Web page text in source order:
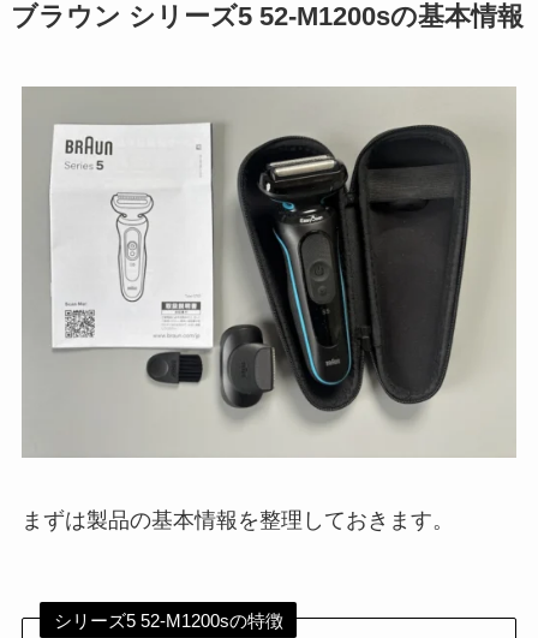
ブラウン シリーズ5 52-M1200sの基本情報
まずは製品の基本情報を整理しておきます。
シリーズ5 52-M1200sの特徴